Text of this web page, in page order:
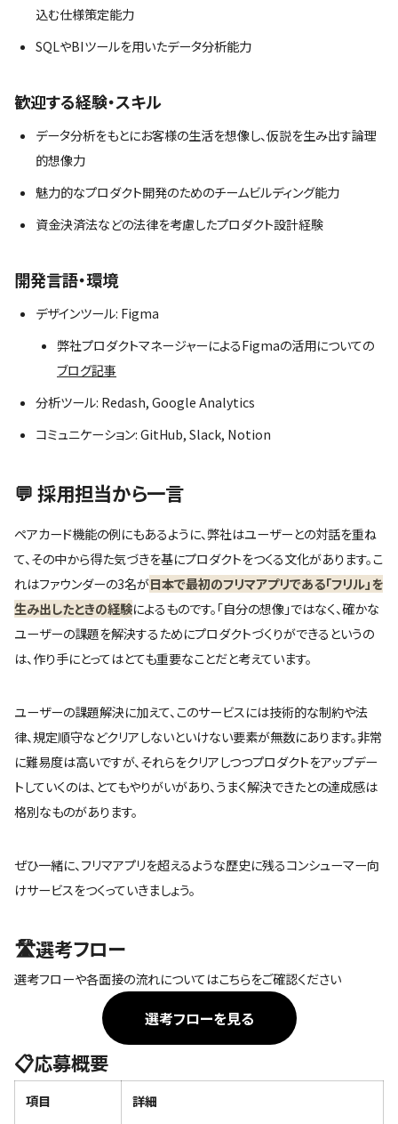
込む仕様策定能力
SQLやBIツールを用いたデータ分析能力
歓迎する経験・スキル
データ分析をもとにお客様の生活を想像し、仮説を生み出す論理
的想像力
魅力的なプロダクト開発のためのチームビルディング能力
資金決済法などの法律を考慮したプロダクト設計経験
開発言語・環境
デザインツール: Figma
弊社プロダクトマネージャーによるFigmaの活用についての
ブログ記事
分析ツール: Redash, Google Analytics
コミュニケーション: GitHub, Slack, Notion
💬 採用担当から一言
ペアカード機能の例にもあるように、弊社はユーザーとの対話を重ね
て、その中から得た気づきを基にプロダクトをつくる文化があります。こ
れはファウンダーの3名が日本で最初のフリマアプリである「フリル」を
生み出したときの経験によるものです。「自分の想像」ではなく、確かな
ユーザーの課題を解決するためにプロダクトづくりができるというの
は、作り手にとってはとても重要なことだと考えています。
ユーザーの課題解決に加えて、このサービスには技術的な制約や法
律、規定順守などクリアしないといけない要素が無数にあります。非常
に難易度は高いですが、それらをクリアしつつプロダクトをアップデー
トしていくのは、とてもやりがいがあり、うまく解決できたとの達成感は
格別なものがあります。
ぜひ一緒に、フリマアプリを超えるような歴史に残るコンシューマー向
けサービスをつくっていきましょう。
🛣選考フロー
選考フローや各面接の流れについてはこちらをご確認ください
選考フローを見る
📋応募概要
項目 詳細